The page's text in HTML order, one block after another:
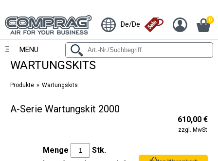
De/De 0
MENU
WARTUNGSKITS
Produkte Wartungskits
A-Serie Wartungskit 2000
610,00 €
zzgl. MwSt
Menge Stk.